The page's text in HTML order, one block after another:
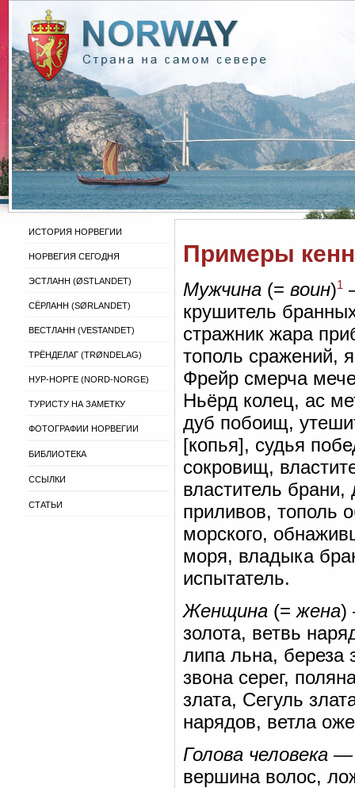
ИСТОРИЯ НОРВЕГИИ
НОРВЕГИЯ СЕГОДНЯ
ЭСТЛАНН (ØSTLANDET)
СЁРЛАНН (SØRLANDET)
ВЕСТЛАНН (VESTANDET)
ТРЁНДЕЛАГ (TRØNDELAG)
НУР-НОРГЕ (NORD-NORGE)
ТУРИСТУ НА ЗАМЕТКУ
ФОТОГРАФИИ НОРВЕГИИ
БИБЛИОТЕКА
ССЫЛКИ
СТАТЬИ
Примеры
Мужчина (= воин)1
крушитель
стражник жара
тополь сражений,
Фрейр смерча
Ньёрд колец, ас
дуб побоищ,
[копья], судья
сокровищ,
властитель брани,
приливов, тополь
морского,
моря, владыка
испытатель.
Женщина (= жена)
золота, ветвь
липа льна, береза
звона серег,
злата, Сегуль
нарядов, ветла
Голова человека —
вершина волос,